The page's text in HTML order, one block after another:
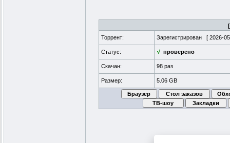
Торрент:
Зарегистрирован [ 2026-
Статус: √ проверено
Скачан: 98 раз
Размер: 5.06 GB